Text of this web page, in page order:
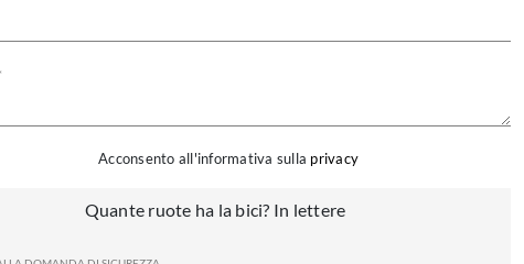
Acconsento all'informativa sulla privacy
Quante ruote ha la bici? In lettere